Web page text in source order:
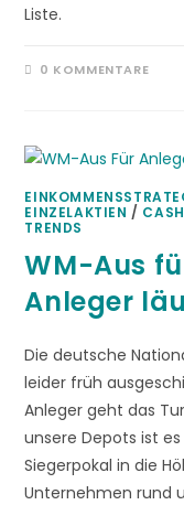
Liste.
0 KOMMENTARE
EINZELAKTIEN /
TRENDS
WM-Aus
Anleger
Die deutsche
leider früh
Anleger geht das
unsere Depots ist
Siegerpokal in die
Unternehmen rund